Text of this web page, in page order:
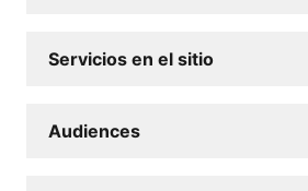
Servicios en el sitio
Audiences